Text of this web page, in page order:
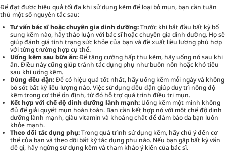
Để đạt được hiệu quả tối đa khi sử dụng kẽm để loại bỏ mụn, bạn cần tuân
thủ một số nguyên tắc sau:
Tư vấn bác sĩ hoặc chuyên gia dinh dưỡng:Trước khi bắt đầu bất kỳ bổ
sung kẽm nào, hãy thảo luận với bác sĩ hoặc chuyên gia dinh dưỡng. Họ sẽ
giúp đánh giá tình trạng sức khỏe của bạn và đề xuất liều lượng phù hợp
với từng trường hợp cụ thể.
Uống kẽm sau bữa ăn:Để tăng cường hấp thu kẽm, hãy uống nó sau khi
ăn. Điều này cũng giúp tránh tác dụng phụ như buồn nôn hoặc khó tiêu
sau khi uống kẽm.
Dùng đều đặn:Để có hiệu quả tốt nhất, hãy uống kẽm mỗi ngày và không
bỏ sót bất kỳ liều lượng nào. Việc sử dụng đều đặn giúp duy trì nồng độ
kẽm trong cơ thể ổn định, từ đó hỗ trợ quá trình điều trị mụn.
Kết hợp với chế độ dinh dưỡng lành mạnh: Uống kẽm một mình không
đủ để giải quyết mụn hoàn toàn. Bạn cần kết hợp nó với một chế độ dinh
dưỡng lành mạnh, giàu vitamin và khoáng chất để đảm bảo da bạn luôn
khỏe mạnh.
Theo dõi tác dụng phụ:Trong quá trình sử dụng kẽm, hãy chú ý đến cơ
thể của bạn và theo dõi bất kỳ tác dụng phụ nào. Nếu bạn gặp bất kỳ vấn
đề gì, hãy ngừng sử dụng kẽm và tham khảo ý kiến của bác sĩ.